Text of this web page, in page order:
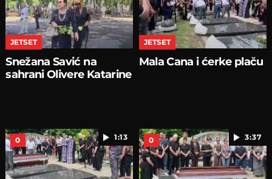
JETSET
Snežana Savić na
sahrani Olivere Katarine
JETSET
Mala Cana i ćerke plaču
1:13
0 3:37
0